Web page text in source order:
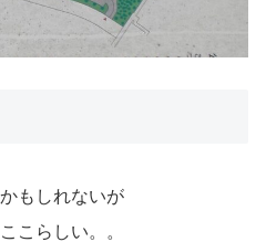
もしれないが
こらしい。。